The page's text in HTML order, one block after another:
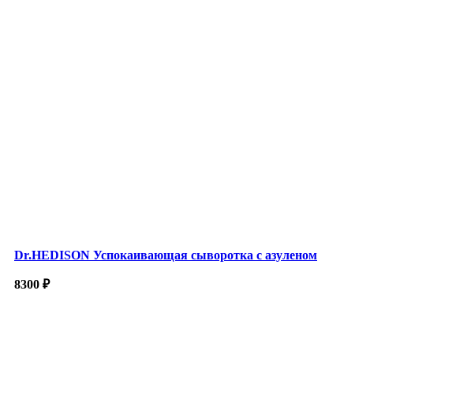
Dr.HEDISON Успокаивающая сыворотка с азуленом
8300 ₽